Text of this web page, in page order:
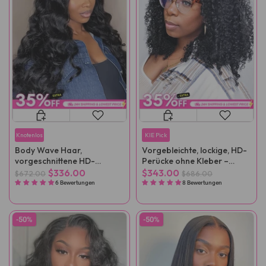
Knotenlos
Body Wave Haar,
vorgeschnittene HD-
Spitzenperücke, vorgezupft
$672.00 $336.00
6 Bewertungen
KIE Pick
Vorgebleichte, lockige, HD-
Perücke ohne Kleber –
einfach tragen und loslegen
$343.00 $686.00
8 Bewertungen
-50% -50%